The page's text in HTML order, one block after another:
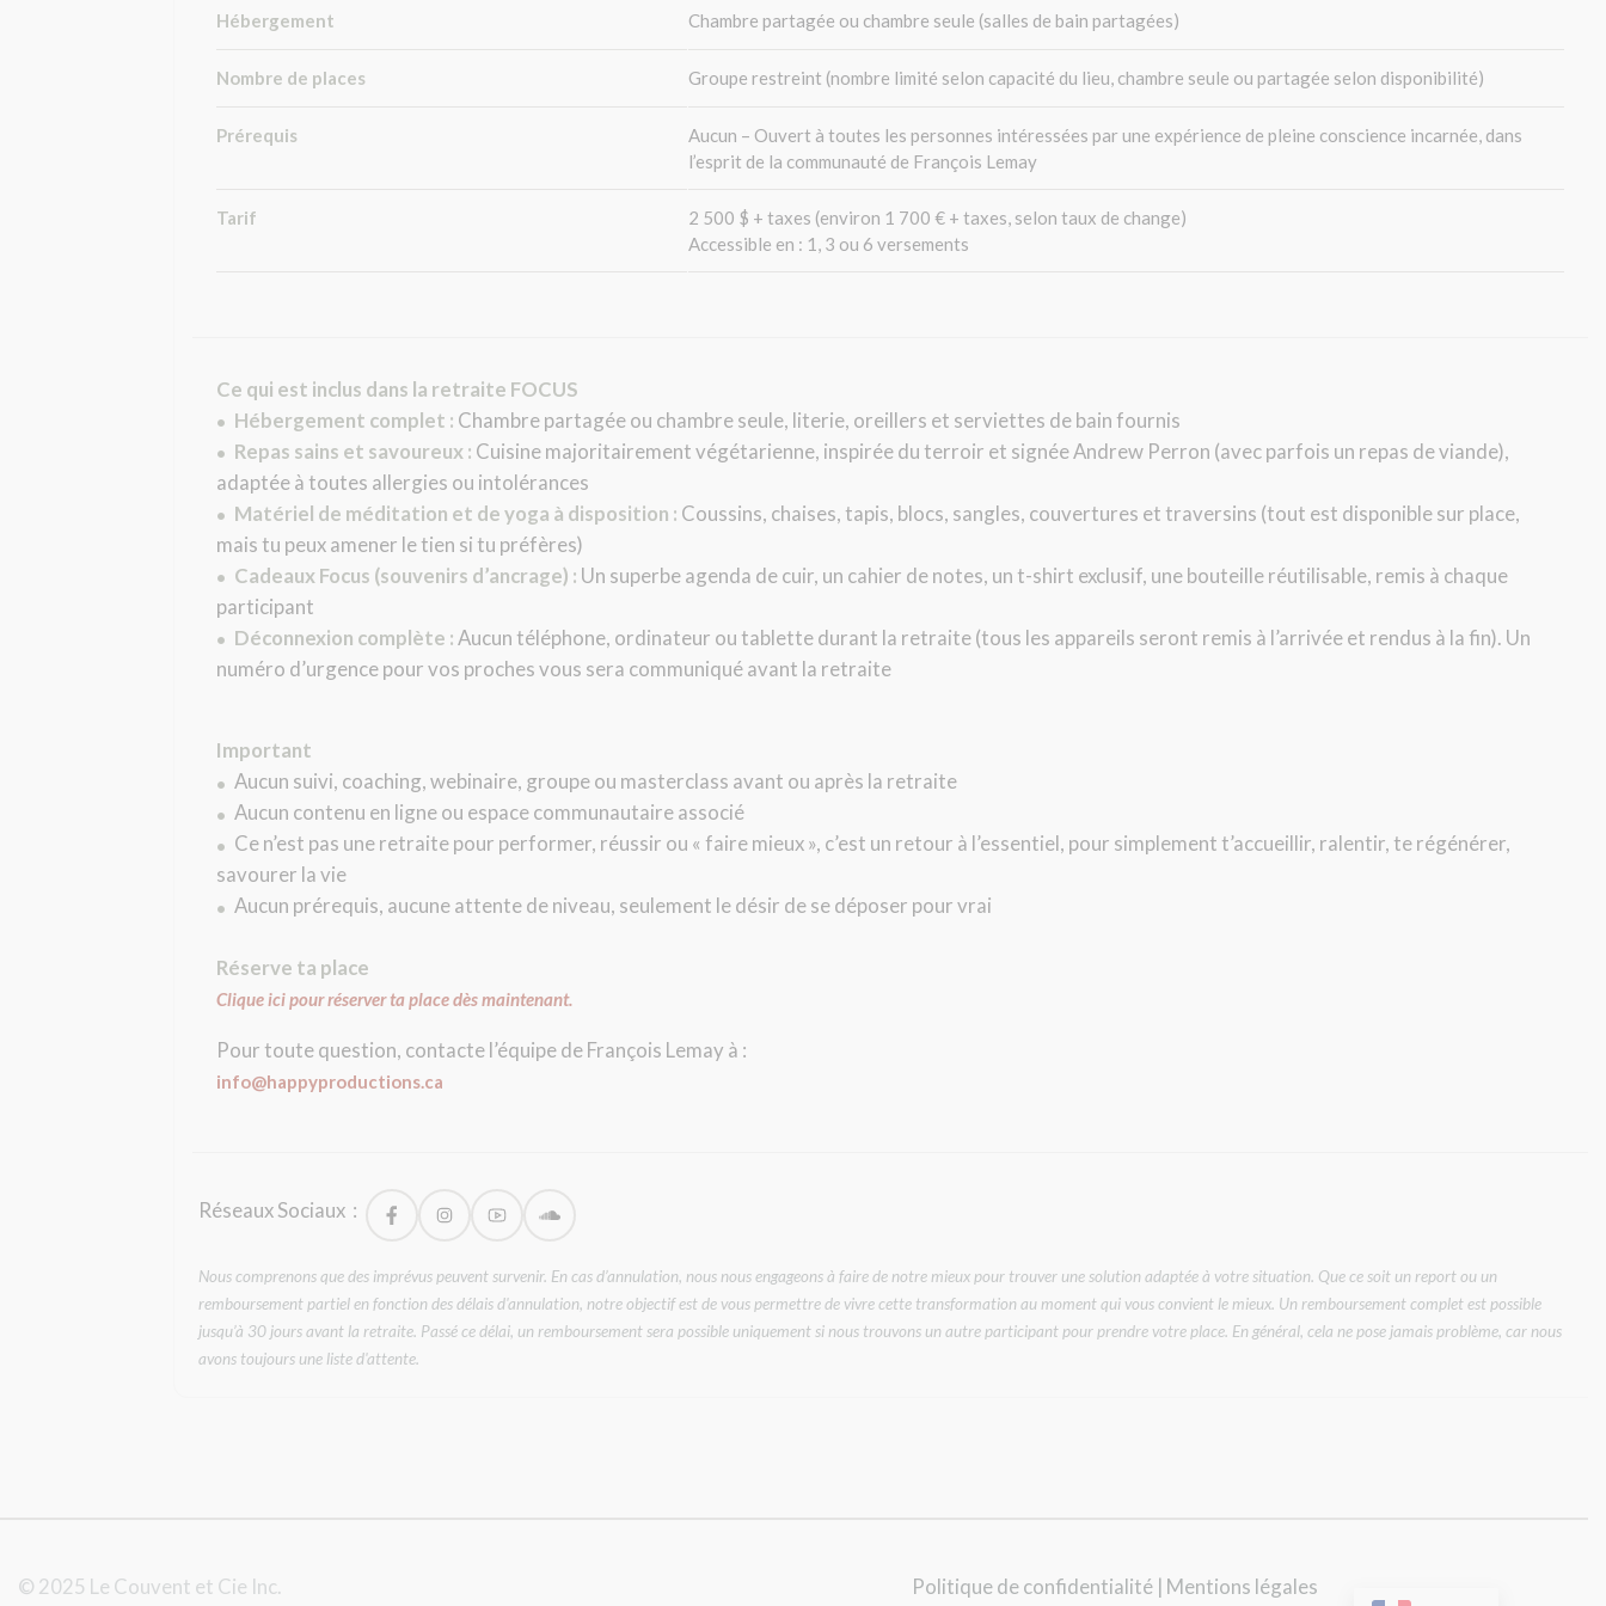
Hébergement Chambre partagée ou chambre seule (salles de bain partagées)
Nombre de places Groupe restreint (nombre limité selon capacité du lieu, chambre seule ou partagée selon disponibilité)
Prérequis
Aucun – Ouvert à toutes les personnes intéressées par une expérience de pleine conscience incarnée, dans
l’esprit de la communauté de François Lemay
Tarif
2 500 $ + taxes (environ 1 700 € + taxes, selon taux de change)
Accessible en : 1, 3 ou 6 versements
Ce qui est inclus dans la retraite FOCUS
• Hébergement complet : Chambre partagée ou chambre seule, literie, oreillers et serviettes de bain fournis
• Repas sains et savoureux : Cuisine majoritairement végétarienne, inspirée du terroir et signée Andrew Perron (avec parfois un repas de viande),
adaptée à toutes allergies ou intolérances
• Matériel de méditation et de yoga à disposition : Coussins, chaises, tapis, blocs, sangles, couvertures et traversins (tout est disponible sur place,
mais tu peux amener le tien si tu préfères)
• Cadeaux Focus (souvenirs d’ancrage) : Un superbe agenda de cuir, un cahier de notes, un t-shirt exclusif, une bouteille réutilisable, remis à chaque
participant
• Déconnexion complète :Aucun téléphone, ordinateur ou tablette durant la retraite (tous les appareils seront remis à l’arrivée et rendus à la fin). Un
numéro d’urgence pour vos proches vous sera communiqué avant la retraite
Important
• Aucun suivi, coaching, webinaire, groupe ou masterclass avant ou après la retraite
• Aucun contenu en ligne ou espace communautaire associé
• Ce n’est pas une retraite pour performer, réussir ou « faire mieux », c’est un retour à l’essentiel, pour simplement t’accueillir, ralentir, te régénérer,
savourer la vie
• Aucun prérequis, aucune attente de niveau, seulement le désir de se déposer pour vrai
Réserve ta place
Clique ici pour réserver ta place dès maintenant.
Pour toute question, contacte l’équipe de François Lemay à :
info@happyproductions.ca
Réseaux Sociaux
Nous comprenons que des imprévus peuvent survenir. En cas d’annulation, nous nous engageons à faire de notre mieux pour trouver une solution adaptée à votre situation. Que ce soit un report ou un
remboursement partiel en fonction des délais d'annulation, notre objectif est de vous permettre de vivre cette transformation au moment qui vous convient le mieux. Un remboursement complet est possible
jusqu’à 30 jours avant la retraite. Passé ce délai, un remboursement sera possible uniquement si nous trouvons un autre participant pour prendre votre place. En général, cela ne pose jamais problème, car nous
avons toujours une liste d'attente.
© 2025 Le Couvent et Cie Inc. Politique de confidentialité | Mentions légales
a
t
r
e
a
i